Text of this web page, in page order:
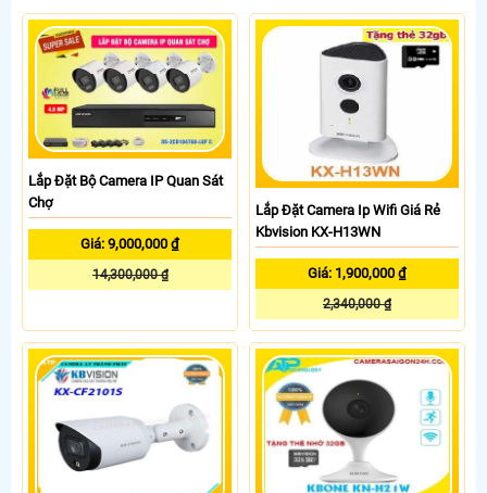
Lắp Đặt Bộ Camera IP Quan Sát
Chợ
Giá: 9,000,000 ₫
14,300,000 ₫
Lắp Đặt Camera Ip Wifi Giá Rẻ
Kbvision KX-H13WN
Giá: 1,900,000 ₫
2,340,000 ₫